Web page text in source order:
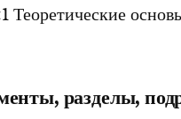
Теоретические
разделы,